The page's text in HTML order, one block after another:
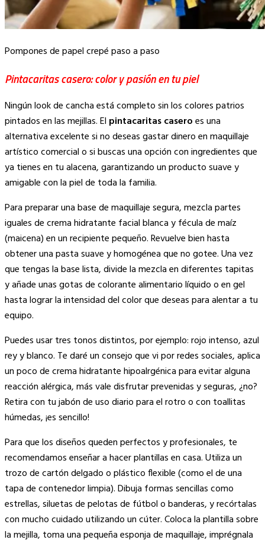
Pompones de papel crepé paso a paso
Pintacaritas casero: color y pasión en tu piel
Ningún look de cancha está completo sin los colores patrios
pintados en las mejillas. El pintacaritas caseroes una
alternativa excelente si no deseas gastar dinero en maquillaje
artístico comercial o si buscas una opción con ingredientes que
ya tienes en tu alacena, garantizando un producto suave y
amigable con la piel de toda la familia.
Para preparar una base de maquillaje segura, mezcla partes
iguales de crema hidratante facial blanca y fécula de maíz
(maicena) en un recipiente pequeño. Revuelve bien hasta
obtener una pasta suave y homogénea que no gotee. Una vez
que tengas la base lista, divide la mezcla en diferentes tapitas
y añade unas gotas de colorante alimentario líquido o en gel
hasta lograr la intensidad del color que deseas para alentar a tu
equipo.
Puedes usar tres tonos distintos, por ejemplo: rojo intenso, azul
rey y blanco. Te daré un consejo que vi por redes sociales, aplica
un poco de crema hidratante hipoalrgénica para evitar alguna
reacción alérgica, más vale disfrutar prevenidas y seguras, ¿no?
Retira con tu jabón de uso diario para el rotro o con toallitas
húmedas, ¡es sencillo!
Para que los diseños queden perfectos y profesionales, te
recomendamos enseñar a hacer plantillas en casa. Utiliza un
trozo de cartón delgado o plástico flexible (como el de una
tapa de contenedor limpia). Dibuja formas sencillas como
estrellas, siluetas de pelotas de fútbol o banderas, y recórtalas
con mucho cuidado utilizando un cúter. Coloca la plantilla sobre
la mejilla, toma una pequeña esponja de maquillaje, imprégnala